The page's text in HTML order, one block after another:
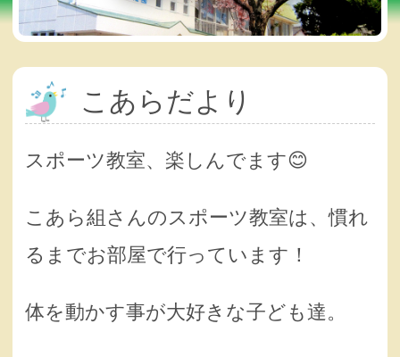
こあらだより
スポーツ教室、楽しんでます😊
こあら組さんのスポーツ教室は、慣れ
るまでお部屋で行っています！
体を動かす事が大好きな子ども達。